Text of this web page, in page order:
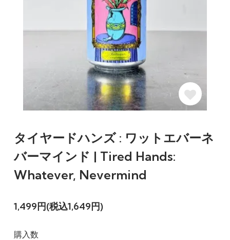
タイヤードハンズ : ワットエバーネ
バーマインド | Tired Hands:
Whatever, Nevermind
1,499円(税込1,649円)
購入数